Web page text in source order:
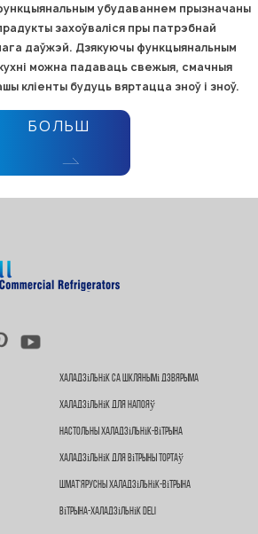
функцыянальным убудаваннем прызначаны
захоўваліся пры патрэбнай
даўжэй. Дзякуючы функцыянальным
можна падаваць свежыя, смачныя
кліенты будуць вяртацца зноў і зноў.
БОЛЬШ
Халадзільнік Са Шклянымі Дзвярыма
Халадзільнік Для Напояў
Настольны Халадзільнік-Вітрына
Халадзільнік Для Вітрыны Тортаў
Шмат'ярусны Халадзільнік-Вітрына
Вітрына-Халадзільнік Deli